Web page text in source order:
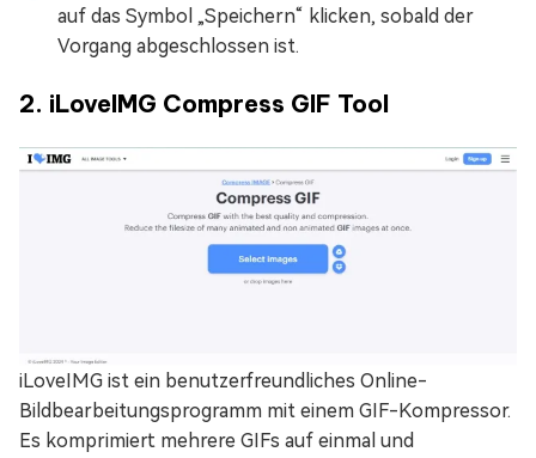
auf das Symbol „Speichern“ klicken, sobald der
Vorgang abgeschlossen ist.
2. iLoveIMG Compress GIF Tool
iLoveIMG ist ein benutzerfreundliches Online-
Bildbearbeitungsprogramm mit einem GIF-Kompressor.
Es komprimiert mehrere GIFs auf einmal und